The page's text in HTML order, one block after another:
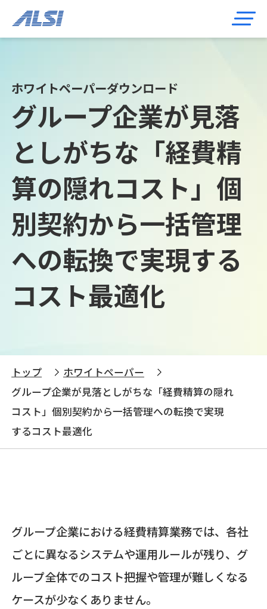
ホワイトペーパーダウンロード
グループ企業が見落
としがちな「経費精
算の隠れコスト」個
別契約から一括管理
への転換で実現する
コスト最適化
トップ
ホワイトペーパー
グループ企業が見落としがちな「経費精算の隠れ
コスト」個別契約から一括管理への転換で実現
するコスト最適化
グループ企業における経費精算業務では、各社
ごとに異なるシステムや運用ルールが残り、グ
ループ全体でのコスト把握や管理が難しくなる
ケースが少なくありません。